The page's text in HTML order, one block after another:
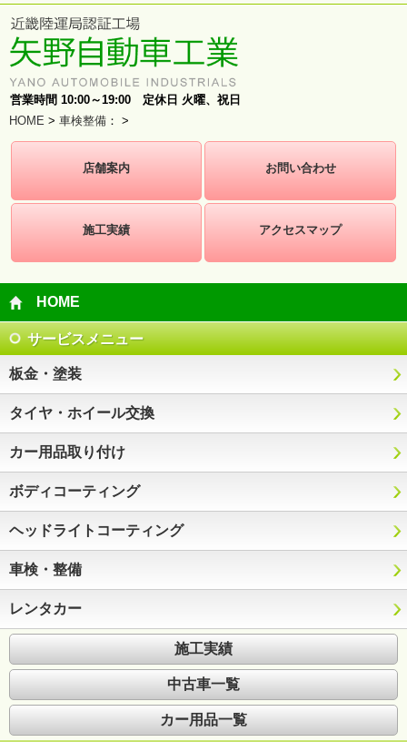
営業時間 10:00～19:00 定休日 火曜、祝日
HOME > 車検整備 ： >
店舗案内 お問い合わせ
施工実績 アクセスマップ
HOME
サービスメニュー
板金・塗装
タイヤ・ホイール交換
カー用品取り付け
ボディコーティング
ヘッドライトコーティング
車検・整備
レンタカー
施工実績
中古車一覧
カー用品一覧